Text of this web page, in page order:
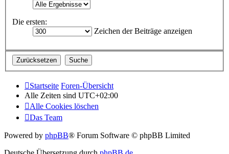
Die ersten:
Zeichen der Beiträge anzeigen
Startseite Foren-Übersicht
Alle Zeiten sind UTC+02:00
Alle Cookies löschen
Das Team
Powered by phpBB® Forum Software © phpBB Limited